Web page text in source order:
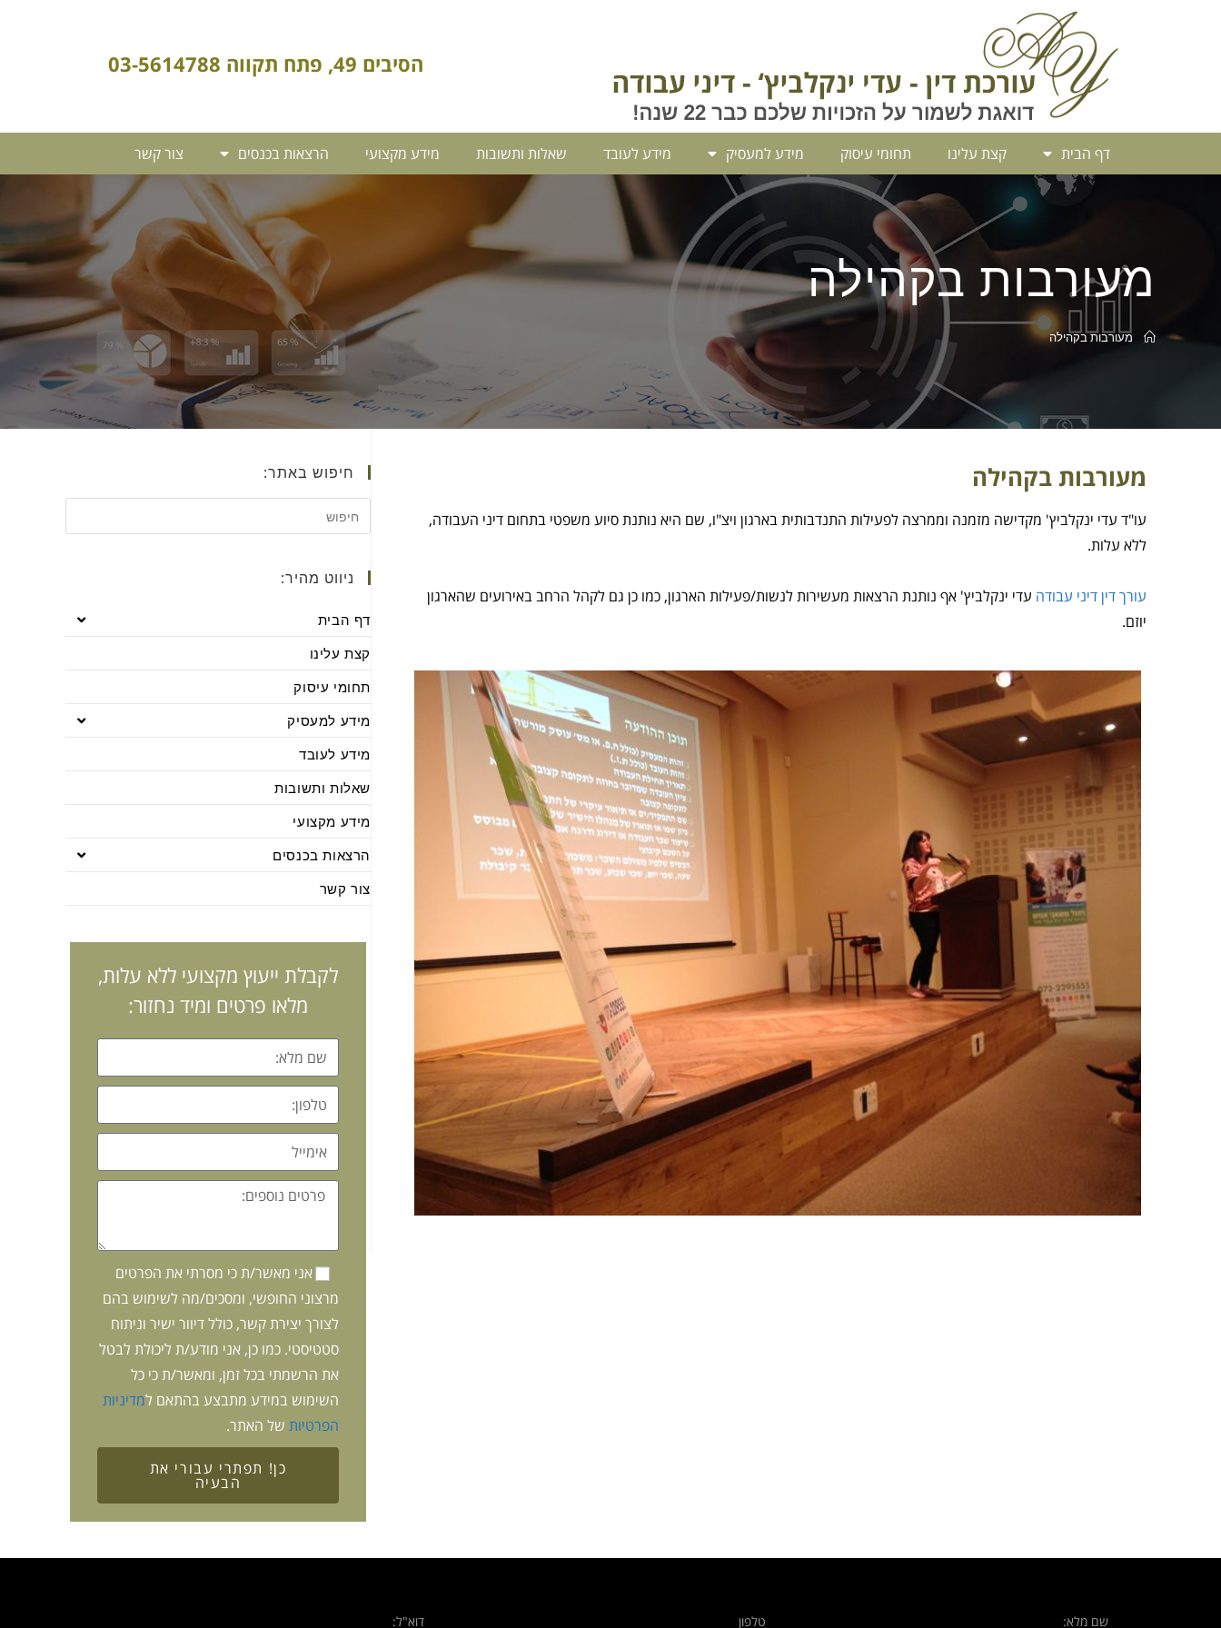
הסיבים 49, פתח תקווה 03-5614788
דף הבית קצת עלינו תחומי עיסוק מידע למעסיק מידע לעובד שאלות ותשובות מידע מקצועי הרצאות בכנסים צור קשר
מעורבות בקהילה
מעורבות בקהילה
מעורבות בקהילה
עו"ד עדי ינקלביץ' מקדישה מזמנה וממרצה לפעילות התנדבותית בארגון ויצ"ו, שם היא נותנת סיוע משפטי בתחום דיני העבודה,
ללא עלות.
עורך דין דיני עבודה עדי ינקלביץ' אף נותנת הרצאות מעשירות לנשות/פעילות הארגון, כמו כן גם לקהל הרחב באירועים שהארגון
יוזם.
חיפוש באתר:
ניווט מהיר:
דף הבית
קצת עלינו
תחומי עיסוק
מידע למעסיק
מידע לעובד
שאלות ותשובות
מידע מקצועי
הרצאות בכנסים
צור קשר
לקבלת ייעוץ מקצועי ללא עלות,
מלאו פרטים ומיד נחזור:
אני מאשר/ת כי מסרתי את הפרטים
מרצוני החופשי, ומסכים/מה לשימוש בהם
לצורך יצירת קשר, כולל דיוור ישיר וניתוח
סטטיסטי. כמו כן, אני מודע/ת ליכולת לבטל
את הרשמתי בכל זמן, ומאשר/ת כי כל
השימוש במידע מתבצע בהתאם למדיניות
הפרטיות של האתר.
כן! תפתרי עבורי את
הבעיה